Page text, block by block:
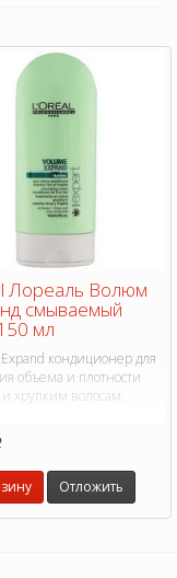
Лореаль Волюм
смываемый
мл
кондиционер для
объема и плотности
хрупким волосам.
Отложить